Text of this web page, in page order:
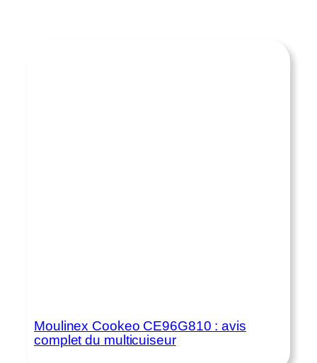
Moulinex Cookeo CE96G810 : avis
complet du multicuiseur